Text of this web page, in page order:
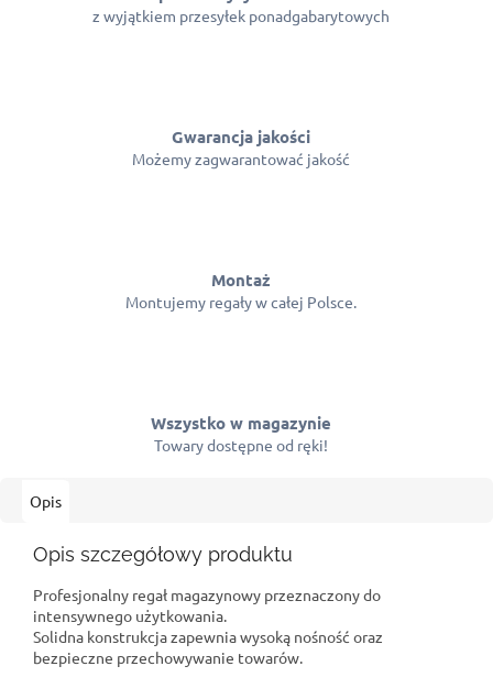
z wyjątkiem przesyłek ponadgabarytowych
Gwarancja jakości
Możemy zagwarantować jakość
Montaż
Montujemy regały w całej Polsce.
Wszystko w magazynie
Towary dostępne od ręki!
Opis
Opis szczegółowy produktu
Profesjonalny regał magazynowy przeznaczony do
intensywnego użytkowania.
Solidna konstrukcja zapewnia wysoką nośność oraz
bezpieczne przechowywanie towarów.